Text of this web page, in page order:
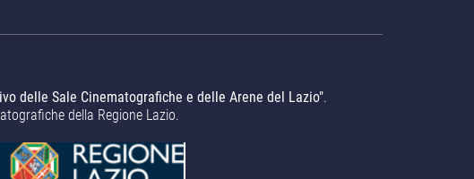
delle Sale Cinematografiche e delle Arene del Lazio".
della Regione Lazio.